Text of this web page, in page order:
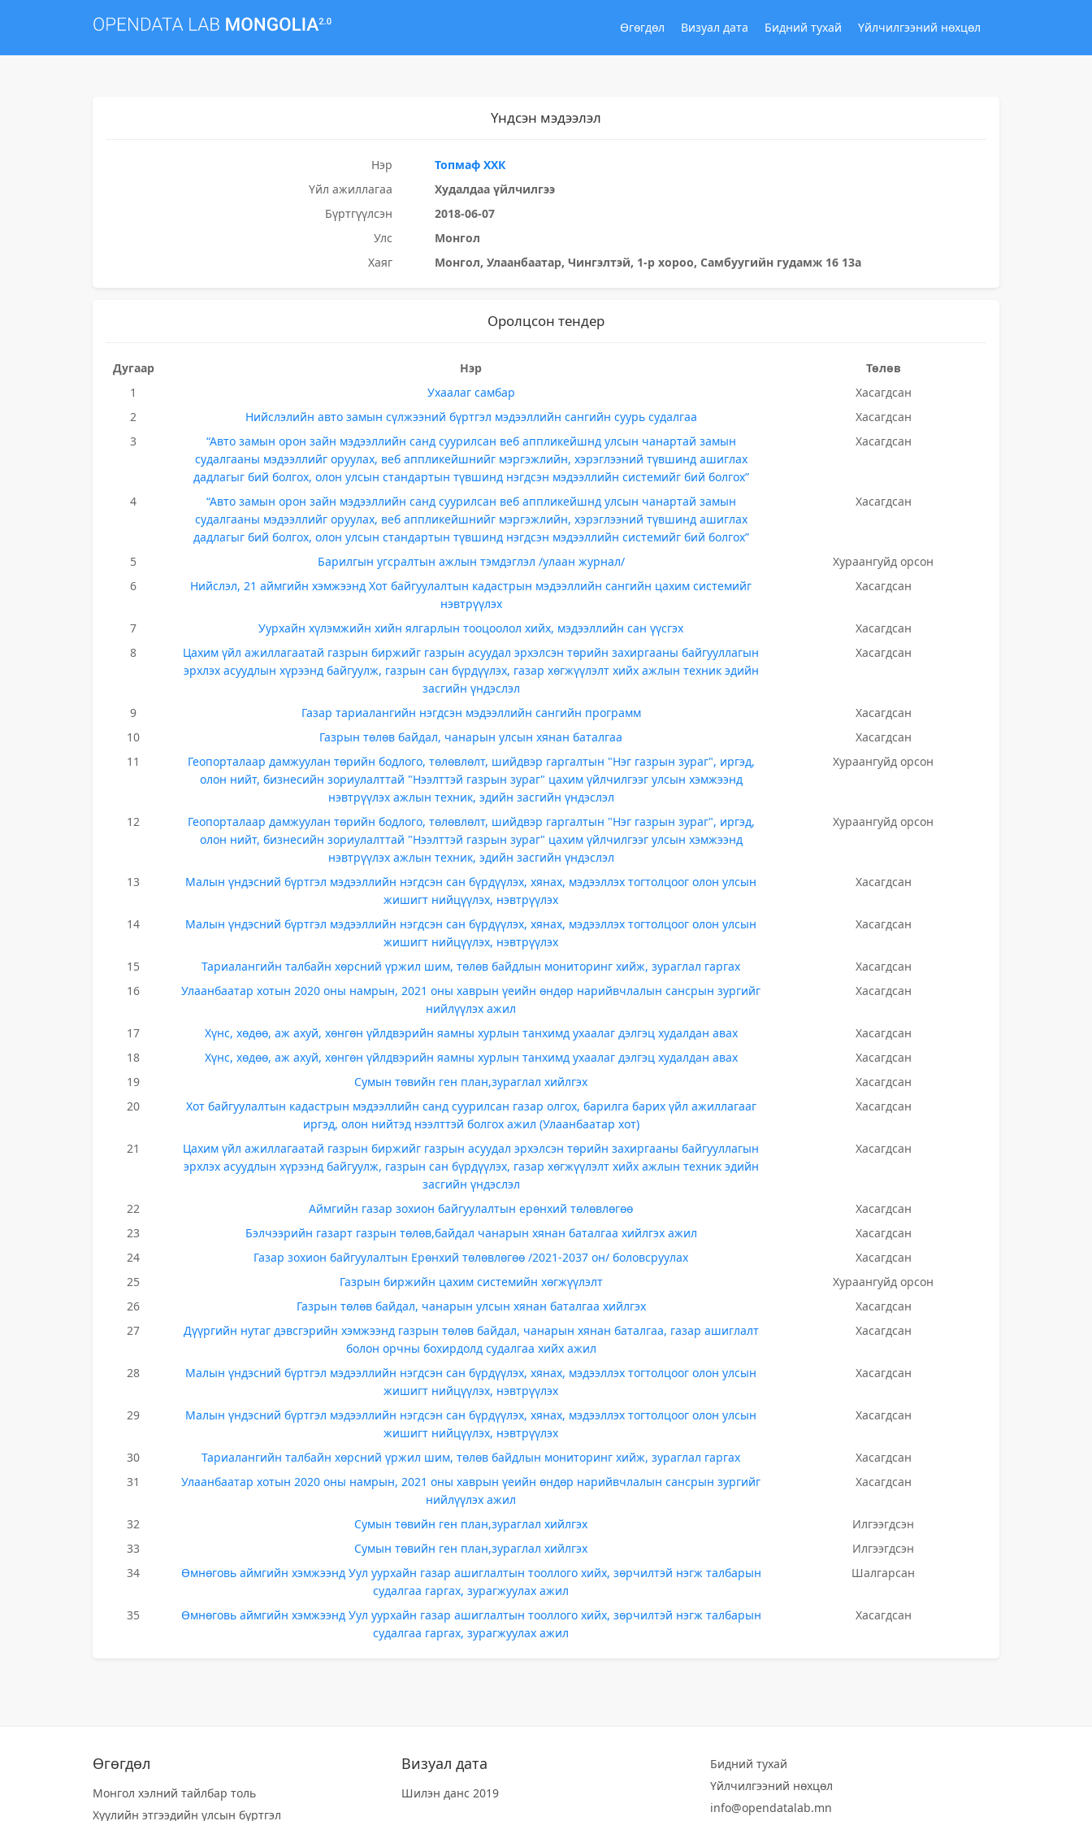
Өгөгдөл Визуал дата Бидний тухай Үйлчилгээний нөхцөл
Үндсэн мэдээлэл
Нэр
Топмаф ХХК
Үйл ажиллагаа
Худалдаа үйлчилгээ
Бүртгүүлсэн
2018-06-07
Улс
Монгол
Хаяг
Монгол, Улаанбаатар, Чингэлтэй, 1-р хороо, Самбуугийн гудамж 16 13а
Оролцсон тендер
Дугаар Нэр
Төлөв
1
Ухаалаг самбар
Хасагдсан
2
Нийслэлийн авто замын сүлжээний бүртгэл мэдээллийн сангийн суурь судалгаа
Хасагдсан
3
“Авто замын орон зайн мэдээллийн санд суурилсан веб аппликейшнд улсын чанартай замын
судалгааны мэдээллийг оруулах, веб аппликейшнийг мэргэжлийн, хэрэглээний түвшинд ашиглах
дадлагыг бий болгох, олон улсын стандартын түвшинд нэгдсэн мэдээллийн системийг бий болгох”
Хасагдсан
4
“Авто замын орон зайн мэдээллийн санд суурилсан веб аппликейшнд улсын чанартай замын
судалгааны мэдээллийг оруулах, веб аппликейшнийг мэргэжлийн, хэрэглээний түвшинд ашиглах
дадлагыг бий болгох, олон улсын стандартын түвшинд нэгдсэн мэдээллийн системийг бий болгох”
Хасагдсан
5 Барилгын угсралтын ажлын тэмдэглэл /улаан журнал/
Хураангуйд орсон
6
Нийслэл, 21 аймгийн хэмжээнд Хот байгуулалтын кадастрын мэдээллийн сангийн цахим системийг
нэвтрүүлэх
Хасагдсан
7 Уурхайн хүлэмжийн хийн ялгарлын тооцоолол хийх, мэдээллийн сан үүсгэх
Хасагдсан
8
Цахим үйл ажиллагаатай газрын биржийг газрын асуудал эрхэлсэн төрийн захиргааны байгууллагын
эрхлэх асуудлын хүрээнд байгуулж, газрын сан бүрдүүлэх, газар хөгжүүлэлт хийх ажлын техник эдийн
засгийн үндэслэл
Хасагдсан
9 Газар тариалангийн нэгдсэн мэдээллийн сангийн программ
Хасагдсан
10
Газрын төлөв байдал, чанарын улсын хянан баталгаа
Хасагдсан
11
Геопорталаар дамжуулан төрийн бодлого, төлөвлөлт, шийдвэр гаргалтын "Нэг газрын зураг", иргэд,
олон нийт, бизнесийн зориулалттай "Нээлттэй газрын зураг" цахим үйлчилгээг улсын хэмжээнд
нэвтрүүлэх ажлын техник, эдийн засгийн үндэслэл
Хураангуйд орсон
12
Геопорталаар дамжуулан төрийн бодлого, төлөвлөлт, шийдвэр гаргалтын "Нэг газрын зураг", иргэд,
олон нийт, бизнесийн зориулалттай "Нээлттэй газрын зураг" цахим үйлчилгээг улсын хэмжээнд
нэвтрүүлэх ажлын техник, эдийн засгийн үндэслэл
Хураангуйд орсон
13
Малын үндэсний бүртгэл мэдээллийн нэгдсэн сан бүрдүүлэх, хянах, мэдээллэх тогтолцоог олон улсын
жишигт нийцүүлэх, нэвтрүүлэх
Хасагдсан
14
Малын үндэсний бүртгэл мэдээллийн нэгдсэн сан бүрдүүлэх, хянах, мэдээллэх тогтолцоог олон улсын
жишигт нийцүүлэх, нэвтрүүлэх
Хасагдсан
15 Тариалангийн талбайн хөрсний үржил шим, төлөв байдлын мониторинг хийж, зураглал гаргах
Хасагдсан
16
Улаанбаатар хотын 2020 оны намрын, 2021 оны хаврын үеийн өндөр нарийвчлалын сансрын зургийг
нийлүүлэх ажил
Хасагдсан
17 Хүнс, хөдөө, аж ахуй, хөнгөн үйлдвэрийн яамны хурлын танхимд ухаалаг дэлгэц худалдан авах
Хасагдсан
18
Хүнс, хөдөө, аж ахуй, хөнгөн үйлдвэрийн яамны хурлын танхимд ухаалаг дэлгэц худалдан авах
Хасагдсан
19
Сумын төвийн ген план,зураглал хийлгэх
Хасагдсан
20
Хот байгуулалтын кадастрын мэдээллийн санд суурилсан газар олгох, барилга барих үйл ажиллагааг
иргэд, олон нийтэд нээлттэй болгох ажил (Улаанбаатар хот)
Хасагдсан
21
Цахим үйл ажиллагаатай газрын биржийг газрын асуудал эрхэлсэн төрийн захиргааны байгууллагын
эрхлэх асуудлын хүрээнд байгуулж, газрын сан бүрдүүлэх, газар хөгжүүлэлт хийх ажлын техник эдийн
засгийн үндэслэл
Хасагдсан
22 Аймгийн газар зохион байгуулалтын ерөнхий төлөвлөгөө
Хасагдсан
23
Бэлчээрийн газарт газрын төлөв,байдал чанарын хянан баталгаа хийлгэх ажил
Хасагдсан
24
Газар зохион байгуулалтын Ерөнхий төлөвлөгөө /2021-2037 он/ боловсруулах
Хасагдсан
25
Газрын биржийн цахим системийн хөгжүүлэлт
Хураангуйд орсон
26
Газрын төлөв байдал, чанарын улсын хянан баталгаа хийлгэх
Хасагдсан
27
Дүүргийн нутаг дэвсгэрийн хэмжээнд газрын төлөв байдал, чанарын хянан баталгаа, газар ашиглалт
болон орчны бохирдолд судалгаа хийх ажил
Хасагдсан
28
Малын үндэсний бүртгэл мэдээллийн нэгдсэн сан бүрдүүлэх, хянах, мэдээллэх тогтолцоог олон улсын
жишигт нийцүүлэх, нэвтрүүлэх
Хасагдсан
29
Малын үндэсний бүртгэл мэдээллийн нэгдсэн сан бүрдүүлэх, хянах, мэдээллэх тогтолцоог олон улсын
жишигт нийцүүлэх, нэвтрүүлэх
Хасагдсан
30 Тариалангийн талбайн хөрсний үржил шим, төлөв байдлын мониторинг хийж, зураглал гаргах
Хасагдсан
31
Улаанбаатар хотын 2020 оны намрын, 2021 оны хаврын үеийн өндөр нарийвчлалын сансрын зургийг
нийлүүлэх ажил
Хасагдсан
32 Сумын төвийн ген план,зураглал хийлгэх
Илгээгдсэн
33
Сумын төвийн ген план,зураглал хийлгэх
Илгээгдсэн
34
Өмнөговь аймгийн хэмжээнд Уул уурхайн газар ашиглалтын тооллого хийх, зөрчилтэй нэгж талбарын
судалгаа гаргах, зурагжуулах ажил
Шалгарсан
35
Өмнөговь аймгийн хэмжээнд Уул уурхайн газар ашиглалтын тооллого хийх, зөрчилтэй нэгж талбарын
судалгаа гаргах, зурагжуулах ажил
Хасагдсан
Өгөгдөл
Монгол хэлний тайлбар толь
Хуулийн этгээдийн улсын бүртгэл
Визуал дата
Шилэн данс 2019
Бидний тухай
Үйлчилгээний нөхцөл
info@opendatalab.mn